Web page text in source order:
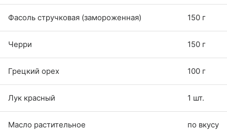
Фасоль стручковая (замороженная) 150 г
Черри 150 г
Грецкий орех 100 г
Лук красный 1 шт.
Масло растительное по вкусу